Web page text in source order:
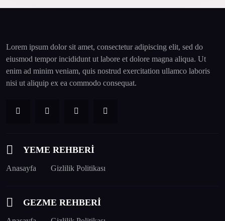
Lorem ipsum dolor sit amet, consectetur adipiscing elit, sed do
eiusmod tempor incididunt ut labore et dolore magna aliqua. Ut
enim ad minim veniam, quis nostrud exercitation ullamco laboris
nisi ut aliquip ex ea commodo consequat.
YEME REHBERİ
Anasayfa Gizlilik Politikası
GEZME REHBERİ